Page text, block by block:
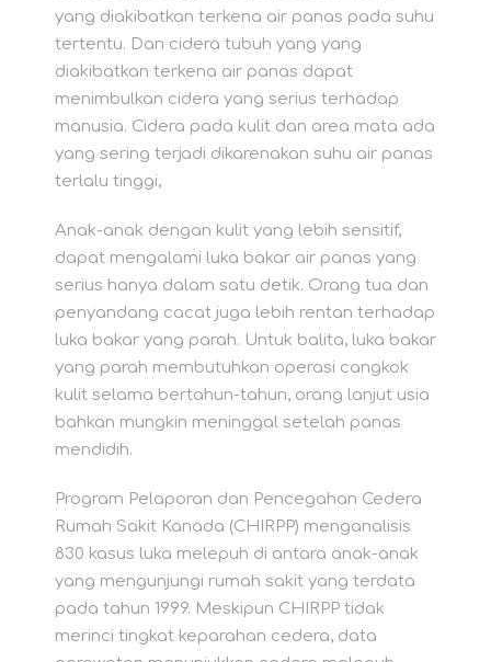
yang diakibatkan terkena air panas pada suhu
tertentu. Dan cidera tubuh yang yang
diakibatkan terkena air panas dapat
menimbulkan cidera yang serius terhadap
manusia. Cidera pada kulit dan area mata ada
yang sering terjadi dikarenakan suhu air panas
terlalu tinggi,
Anak-anak dengan kulit yang lebih sensitif,
dapat mengalami luka bakar air panas yang
serius hanya dalam satu detik. Orang tua dan
penyandang cacat juga lebih rentan terhadap
luka bakar yang parah. Untuk balita, luka bakar
yang parah membutuhkan operasi cangkok
kulit selama bertahun-tahun, orang lanjut usia
bahkan mungkin meninggal setelah panas
mendidih.
Program Pelaporan dan Pencegahan Cedera
Rumah Sakit Kanada (CHIRPP) menganalisis
830 kasus luka melepuh di antara anak-anak
yang mengunjungi rumah sakit yang terdata
pada tahun 1999. Meskipun CHIRPP tidak
merinci tingkat keparahan cedera, data